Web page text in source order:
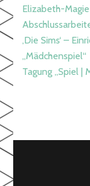
Elizabeth-
‚Die Sims‘ –
„Mädchenspiel“
Tagung „Spiel |